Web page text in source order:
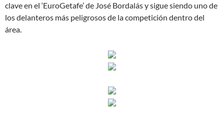
clave en el ‘EuroGetafe’ de José Bordalás y sigue siendo uno de
los delanteros más peligrosos de la competición dentro del
área.